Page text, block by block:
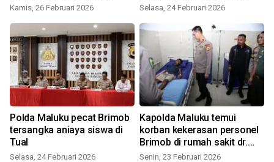
Kamis, 26 Februari 2026
maaf
Selasa, 24 Februari 2026
Polda Maluku pecat Brimob
tersangka aniaya siswa di
Tual
Selasa, 24 Februari 2026
Kapolda Maluku temui
korban kekerasan personel
Brimob di rumah sakit dr.
Latumeten Ambon
Senin, 23 Februari 2026